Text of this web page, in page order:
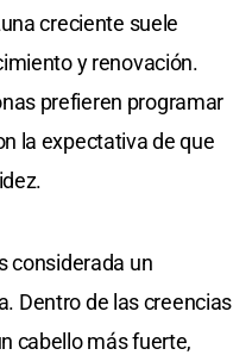
creciente suele
y renovación.
prefieren programar
la expectativa de que
considerada un
Dentro de las creencias
cabello más fuerte,